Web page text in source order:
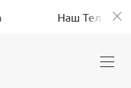
Наш